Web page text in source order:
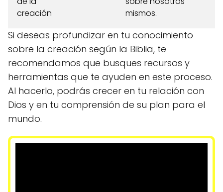
creación
mismos.
Si deseas profundizar en tu conocimiento
sobre la creación según la Biblia, te
recomendamos que busques recursos y
herramientas que te ayuden en este proceso.
Al hacerlo, podrás crecer en tu relación con
Dios y en tu comprensión de su plan para el
mundo.